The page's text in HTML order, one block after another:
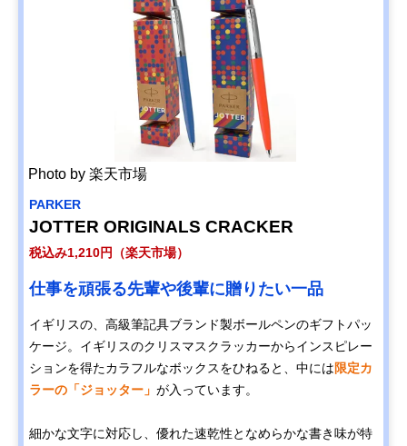
Photo by 楽天市場
‎PARKER
JOTTER ORIGINALS CRACKER
税込み1,210円（楽天市場）
仕事を頑張る先輩や後輩に贈りたい一品
イギリスの、高級筆記具ブランド製ボールペンのギフトパッ
ケージ。イギリスのクリスマスクラッカーからインスピレー
ションを得たカラフルなボックスをひねると、中には限定カ
ラーの「ジョッター」 が入っています。
細かな文字に対応し、優れた速乾性となめらかな書き味が特